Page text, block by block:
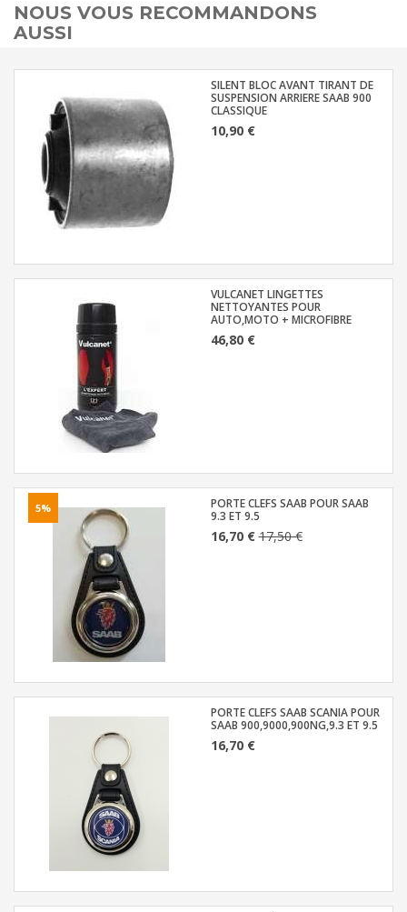
NOUS VOUS RECOMMANDONS
AUSSI
SILENT BLOC AVANT TIRANT DE
SUSPENSION ARRIERE SAAB 900
CLASSIQUE
10,90 €
VULCANET LINGETTES
NETTOYANTES POUR
AUTO,MOTO + MICROFIBRE
46,80 €
5%
PORTE CLEFS SAAB POUR SAAB
9.3 ET 9.5
16,70 €17,50 €
PORTE CLEFS SAAB SCANIA POUR
SAAB 900,9000,900NG,9.3 ET 9.5
16,70 €